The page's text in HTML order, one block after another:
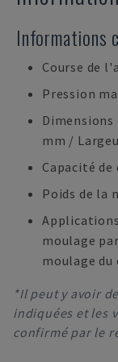
Informations
Course de
Pression
Dimensions
mm /
Capacité de
Poids de la
moulage
moulage du
*Il peut y avoir
indiquées et les
confirmé par le